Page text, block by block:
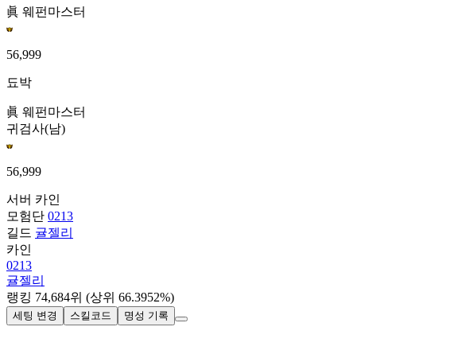
眞 웨펀마스터
56,999
됴박
眞 웨펀마스터
귀검사(남)
56,999
서버 카인
모험단 0213
길드 귤젤리
카인
0213
귤젤리
랭킹 74,684위 (상위 66.3952%)
세팅 변경 스킬코드 명성 기록